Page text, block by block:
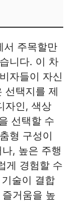
서 주목할만
니다. 이 차
자들이 자신
선택지를 제
자인, 색상
선택할 수
형 구성이
, 높은 주행
게 경험할 수
술이 결합
거움을 높